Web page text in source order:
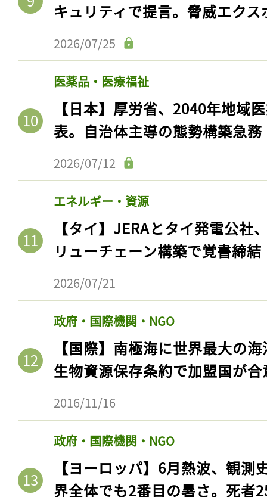
キュリティで提言。脅威エク
2026/07/25
医薬品・医療福祉
【日本】厚労省、2040年地域
表。自治体主導の態勢構築急務
2026/07/12
エネルギー・資源
【タイ】JERAとタイ発電公社
リューチェーン構築で覚書締結
2026/07/21
政府・国際機関・NGO
【国際】南極海に世界最大の
生物資源保存条約で加盟国が合
2016/11/16
政府・国際機関・NGO
【ヨーロッパ】6月熱波、観
界全体でも2番目の暑さ。死者